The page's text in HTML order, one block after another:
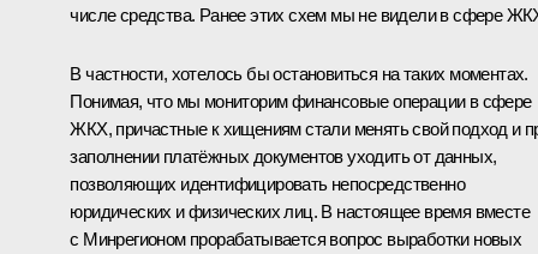
числе средства. Ранее этих схем мы не видели в сфере
В частности, хотелось бы остановиться на таких моментах.
Понимая, что мы мониторим финансовые операции в сфере
ЖКХ, причастные к хищениям стали менять свой подход и
заполнении платёжных документов уходить от данных,
позволяющих идентифицировать непосредственно
юридических и физических лиц. В настоящее время вместе
с Минрегионом прорабатывается вопрос выработки новых